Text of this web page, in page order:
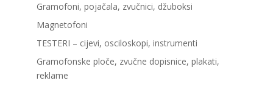
Gramofoni, pojačala, zvučnici, džuboksi
Magnetofoni
TESTERI – cijevi, osciloskopi, instrumenti
Gramofonske ploče, zvučne dopisnice, plakati,
reklame